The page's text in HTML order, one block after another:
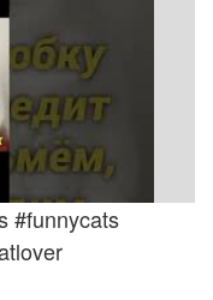
#funnycats